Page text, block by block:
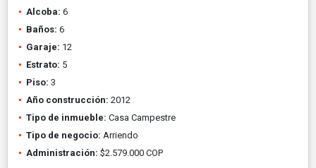
Alcoba: 6
Baños: 6
Garaje: 12
Estrato: 5
Piso: 3
Año construcción: 2012
Tipo de inmueble: Casa Campestre
Tipo de negocio: Arriendo
Administración: $2.579.000 COP